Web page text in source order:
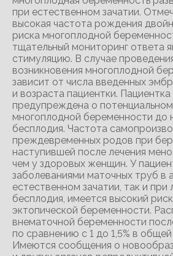
при естественном зачатии.
высокая частота рождения
риска многоплодной
тщательный мониторинг ответа
стимуляцию. В случае
возникновения многоплодной
зависит от числа введенных
и возраста пациентки.
предупреждена о
многоплодной беременности до
бесплодия. Частота
преждевременных родов при
наступившей после лечения
чем у здоровых женщин. У
заболеваниями маточных труб в
естественном зачатии, так и при
бесплодия, имеется высокий
эктопической беременности.
внематочной беременности
по сравнению с 1 до 1,5% в
Имеются сообщения о